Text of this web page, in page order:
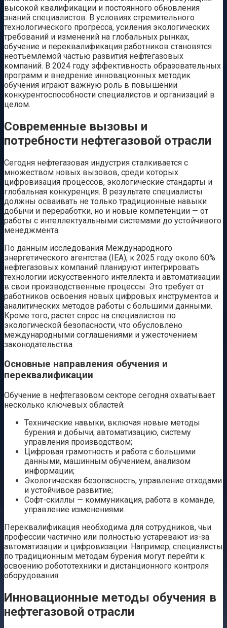
высокой квалификации и постоянного обновления
знаний специалистов. В условиях стремительного
технологического прогресса, усиления экологических
требований и изменений на глобальных рынках,
обучение и переквалификация работников становятся
неотъемлемой частью развития нефтегазовых
компаний. В 2024 году эффективность образовательных
программ и внедрение инновационных методик
обучения играют важную роль в повышении
конкурентоспособности специалистов и организаций в
целом.
Современные вызовы и
потребности нефтегазовой отрасли
Сегодня нефтегазовая индустрия сталкивается с
множеством новых вызовов, среди которых
цифровизация процессов, экологические стандарты и
глобальная конкуренция. В результате специалисты
должны осваивать не только традиционные навыки
добычи и переработки, но и новые компетенции — от
работы с интеллектуальными системами до устойчивого
менеджмента.
По данным исследования Международного
энергетического агентства (IEA), к 2025 году около 60%
нефтегазовых компаний планируют интегрировать
технологии искусственного интеллекта и автоматизации
в свои производственные процессы. Это требует от
работников освоения новых цифровых инструментов и
аналитических методов работы с большими данными.
Кроме того, растет спрос на специалистов по
экологической безопасности, что обусловлено
международными соглашениями и ужесточением
законодательства.
Основные направления обучения и
переквалификации
Обучение в нефтегазовом секторе сегодня охватывает
несколько ключевых областей:
Технические навыки, включая новые методы
бурения и добычи, автоматизацию, систему
управления производством;
Цифровая грамотность и работа с большими
данными, машинным обучением, анализом
информации;
Экологическая безопасность, управление отходами
и устойчивое развитие;
Софт-скиллы — коммуникация, работа в команде,
управление изменениями.
Переквалификация необходима для сотрудников, чьи
профессии частично или полностью устаревают из-за
автоматизации и цифровизации. Например, специалисты
по традиционным методам бурения могут перейти к
освоению робототехники и дистанционного контроля
оборудования.
Инновационные методы обучения в
нефтегазовой отрасли